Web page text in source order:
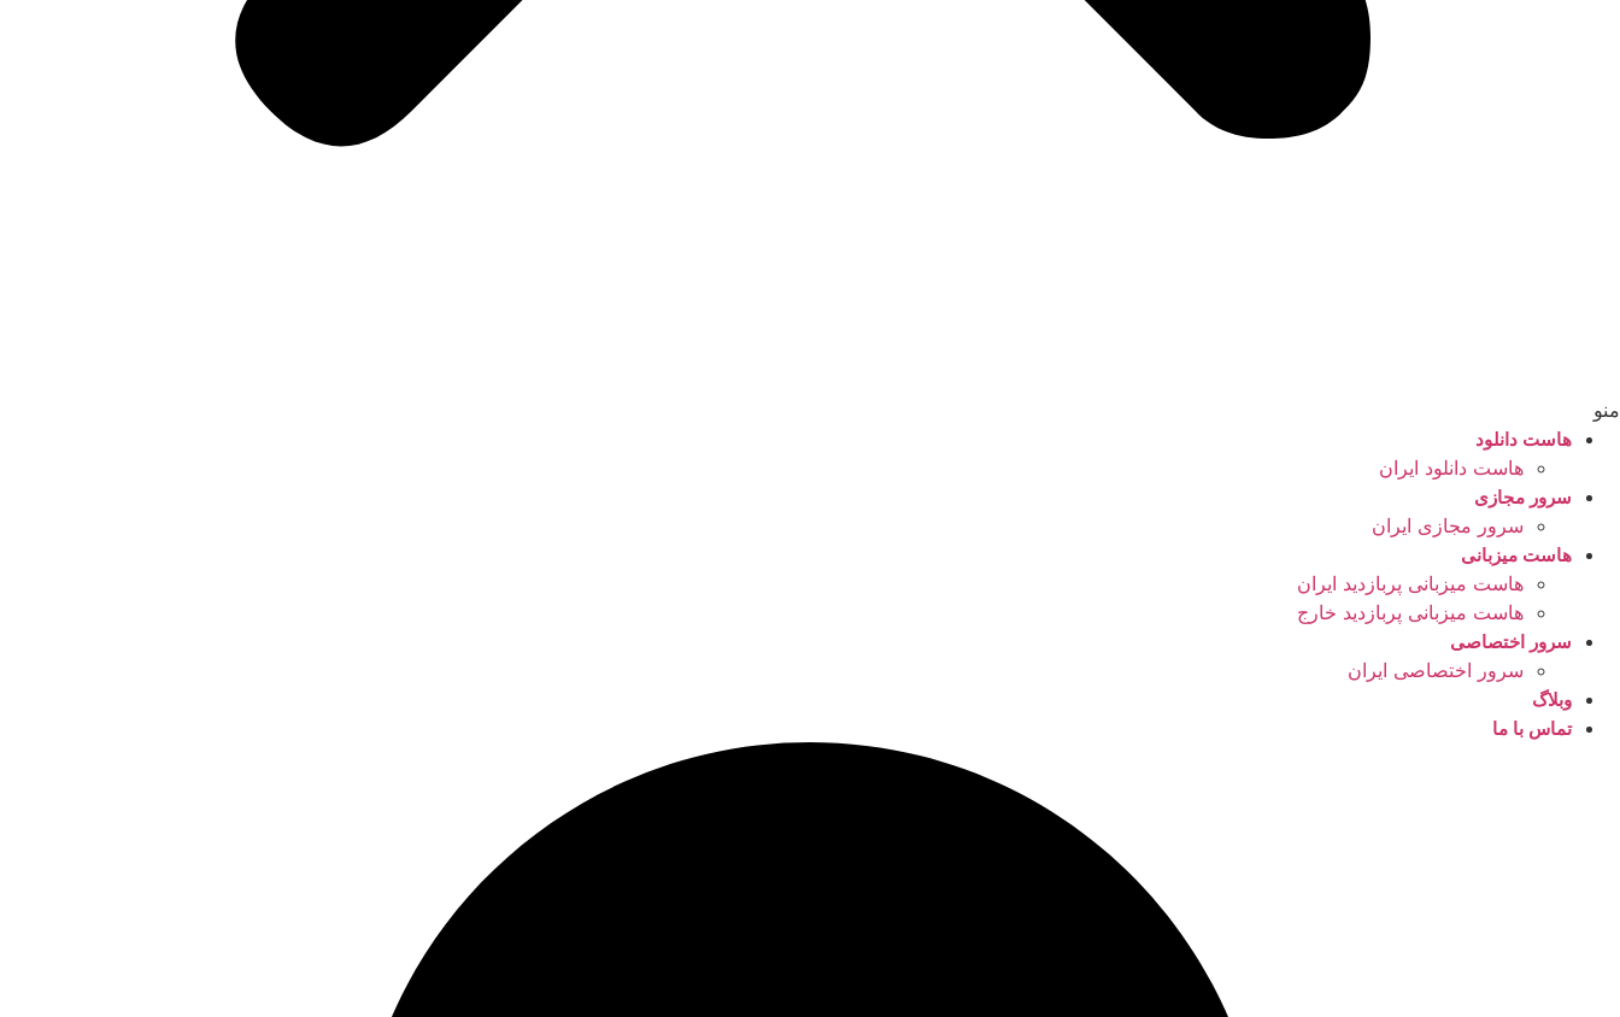
منو
هاست دانلود
هاست دانلود ایران
سرور مجازی
سرور مجازی ایران
هاست میزبانی
هاست میزبانی پربازدید ایران
هاست میزبانی پربازدید خارج
سرور اختصاصی
سرور اختصاصی ایران
وبلاگ
تماس با ما